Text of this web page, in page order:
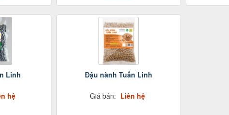
Linh
hệ
Đậu nành Tuấn Linh
Giá bán: Liên hệ